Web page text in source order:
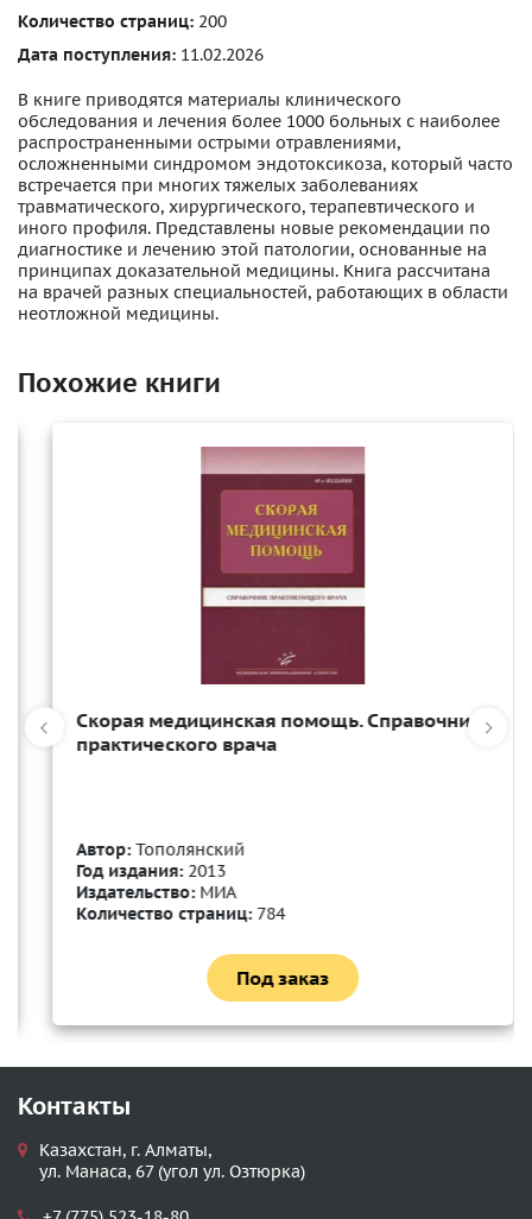
Количество страниц: 200
Дата поступления: 11.02.2026
В книге приводятся материалы клинического
обследования и лечения более 1000 больных с наиболее
распространенными острыми отравлениями,
осложненными синдромом эндотоксикоза, который часто
встречается при многих тяжелых заболеваниях
травматического, хирургического, терапевтического и
иного профиля. Представлены новые рекомендации по
диагностике и лечению этой патологии, основанные на
принципах доказательной медицины. Книга рассчитана
на врачей разных специальностей, работающих в области
неотложной медицины.
Похожие книги
Скорая медицинская помощь. Справочник
практического врача
Автор:Тополянский
Год издания:2013
Издательство:МИА
Количество страниц:784
Под заказ
Контакты
Казахстан, г. Алматы,
ул. Манаса, 67 (угол ул. Озтюрка)